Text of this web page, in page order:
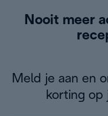
Nooit meer
Meld je aan en
korting op